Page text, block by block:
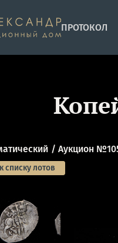
ПРОТОКОЛ
Аукцион
списку лотов